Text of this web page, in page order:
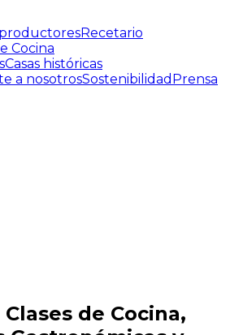
Recetario
Cocina
Casas históricas
a nosotrosSostenibilidad Prensa
inolvidables: Experiencias
de Cocina,